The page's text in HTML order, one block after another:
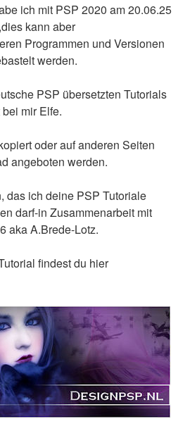
ich mit PSP 2020 am 20.06.25
kann aber
Programmen und Versionen
werden.
PSP übersetzten Tutorials
mir Elfe.
oder auf anderen Seiten
angeboten werden.
das ich deine PSP Tutoriale
darf-in Zusammenarbeit mit
aka A.Brede-Lotz.
findest du hier